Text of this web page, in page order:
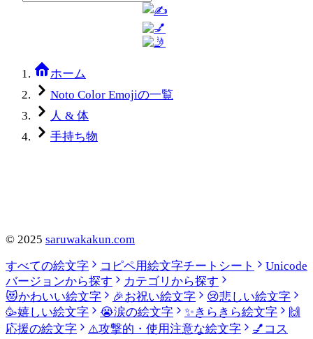
ホーム
Noto Color Emojiの一覧
人 & 体
手持ち物
© 2025 saruwakakun.com
すべての絵文字
コピペ用絵文字チートシート
Unicode
バージョンから探す
カテゴリから探す
😻かわいい絵文字 🎉お祝い絵文字 😢悲しい絵文字
🥳嬉しい絵文字 😭涙の絵文字 ✨きらきら絵文字
🙌
応援の絵文字
⚠️攻撃的・使用注意な絵文字 💅 コス